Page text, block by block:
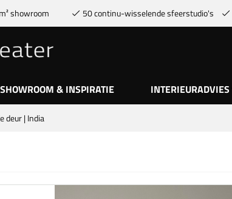
showroom 50 continu-wisselende sfeerstudio's
SHOWROOM & INSPIRATIE INTERIEURADVIES
deur | India